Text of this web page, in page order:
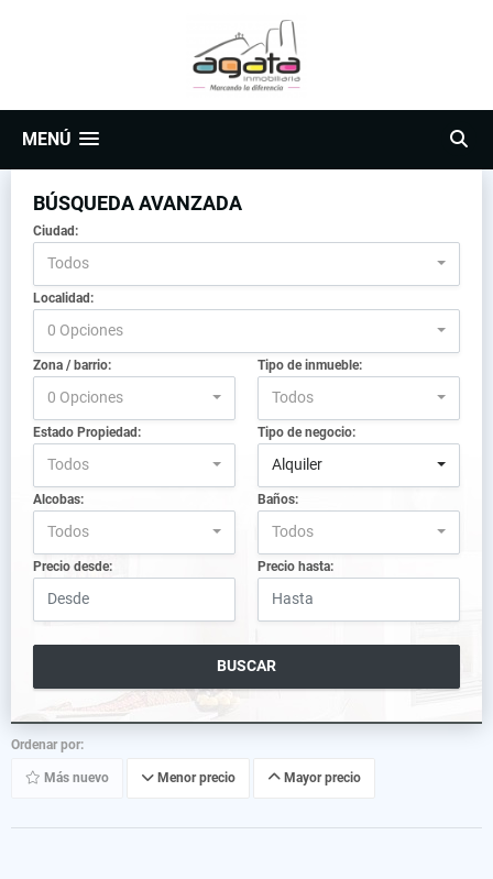
MENÚ
BÚSQUEDA AVANZADA
Ciudad:
Todos
Localidad:
0 Opciones
Zona / barrio:
0 Opciones
Tipo de inmueble:
Todos
Estado Propiedad:
Todos
Tipo de negocio:
Alquiler
Alcobas:
Todos
Baños:
Todos
Precio desde: Precio hasta:
BUSCAR
Ordenar por:
Más nuevo Menor precio Mayor precio